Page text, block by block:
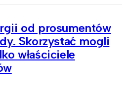
od prosumentów
Skorzystać mogli
właściciele